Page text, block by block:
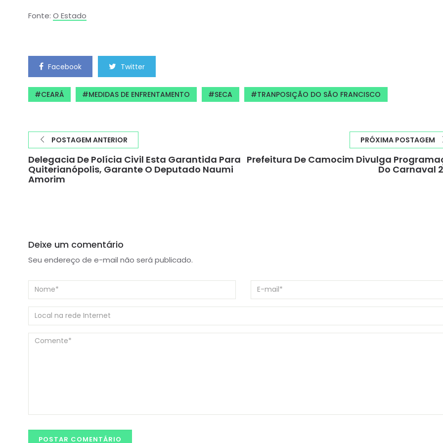
Fonte: O Estado
Facebook Twitter
CEARÁ MEDIDAS DE ENFRENTAMENTO SECA TRANPOSIÇÃO DO SÃO FRANCISCO
POSTAGEM ANTERIOR
Delegacia De Polícia Civil Esta Garantida Para
Quiterianópolis, Garante O Deputado Naumi
Amorim
PRÓXIMA POSTAGEM
Prefeitura De Camocim Divulga
Do Carnaval
Deixe um comentário
Seu endereço de e-mail não será publicado.